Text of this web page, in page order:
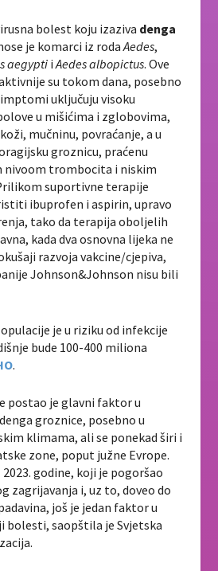
bolest koju izaziva denga
je komarci iz rodaAedes,
aegypti iAedes albopictus. Ove
su tokom dana, posebno
uključuju visoku
u mišićima i zglobovima,
mučninu, povraćanje, a u
groznicu, praćenu
nivoom trombocita i niskim
suportivne terapije
ibuprofen i aspirin, upravo
tako da terapija oboljelih
kada dva osnovna lijeka ne
razvoja vakcine/cjepiva,
Johnson&Johnson nisu bili
je u riziku od infekcije
bude 100-400 miliona
.
postao je glavni faktor u
groznice, posebno u
klimama, ali se ponekad širi i
zone, poput južne Evrope.
godine, koji je pogoršao
zagrijavanja i, uz to, doveo do
još je jedan faktor u
bolesti, saopštila je Svjetska